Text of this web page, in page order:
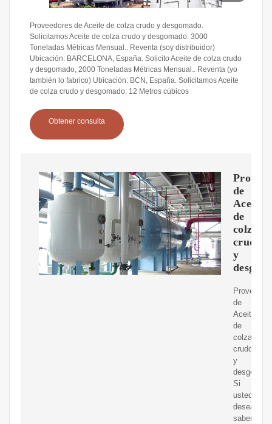
Proveedores de Aceite de colza crudo y desgomado.
Solicitamos Aceite de colza crudo y desgomado: 3000
Toneladas Métricas Mensual.. Reventa (soy distribuidor)
Ubicación: BARCELONA, España. Solicito Aceite de colza crudo
y desgomado, 2000 Toneladas Métricas Mensual.. Reventa (yo
también lo fabrico) Ubicación: BCN, España. Solicitamos Aceite
de colza crudo y desgomado: 12 Metros cúbicos
Obtener consulta
de
Aceite
de
colza
crudo
y
de
Aceite
de
colza
crudo
y
Si
usted
desea
saber